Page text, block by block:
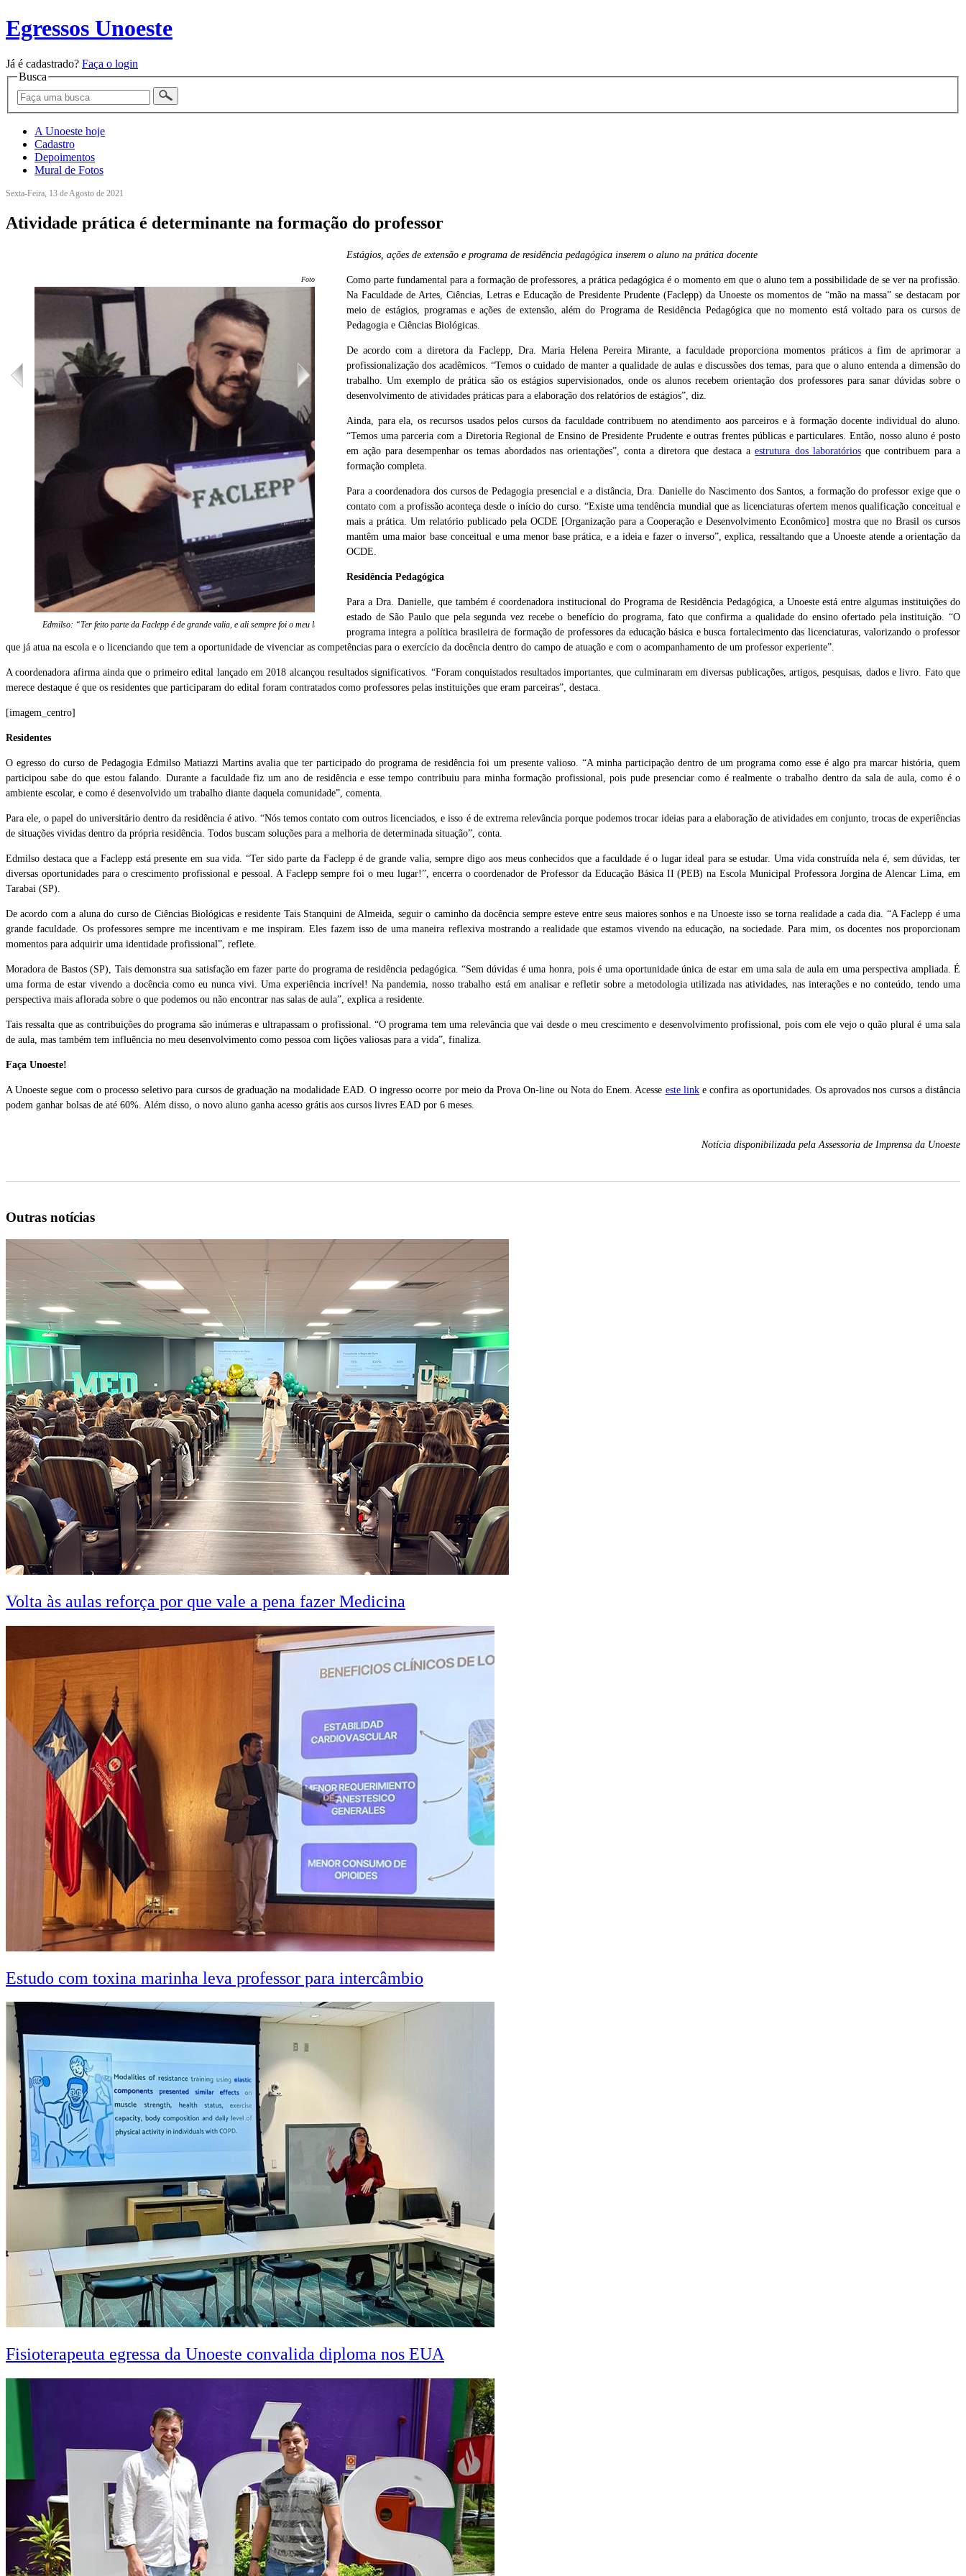
Egressos Unoeste
Já é cadastrado? Faça o login
Busca
A Unoeste hoje
Cadastro
Depoimentos
Mural de Fotos
Sexta-Feira, 13 de Agosto de 2021
Atividade prática é determinante na formação do professor
Foto: Cedida
Edmilso: “Ter feito parte da Faclepp é de grande valia, e ali sempre foi o meu lugar”
Estágios, ações de extensão e programa de residência pedagógica inserem o aluno na prática docente
Como parte fundamental para a formação de professores, a prática pedagógica é o momento em que o aluno tem a possibilidade de se ver na profissão.
Na Faculdade de Artes, Ciências, Letras e Educação de Presidente Prudente (Faclepp) da Unoeste os momentos de “mão na massa” se destacam por
meio de estágios, programas e ações de extensão, além do Programa de Residência Pedagógica que no momento está voltado para os cursos de
Pedagogia e Ciências Biológicas.
De acordo com a diretora da Faclepp, Dra. Maria Helena Pereira Mirante, a faculdade proporciona momentos práticos a fim de aprimorar a
profissionalização dos acadêmicos. “Temos o cuidado de manter a qualidade de aulas e discussões dos temas, para que o aluno entenda a dimensão do
trabalho. Um exemplo de prática são os estágios supervisionados, onde os alunos recebem orientação dos professores para sanar dúvidas sobre o
desenvolvimento de atividades práticas para a elaboração dos relatórios de estágios”, diz.
Ainda, para ela, os recursos usados pelos cursos da faculdade contribuem no atendimento aos parceiros e à formação docente individual do aluno.
“Temos uma parceria com a Diretoria Regional de Ensino de Presidente Prudente e outras frentes públicas e particulares. Então, nosso aluno é posto
em ação para desempenhar os temas abordados nas orientações”, conta a diretora que destaca aestrutura dos laboratóriosque contribuem para a
formação completa.
Para a coordenadora dos cursos de Pedagogia presencial e a distância, Dra. Danielle do Nascimento dos Santos, a formação do professor exige que o
contato com a profissão aconteça desde o início do curso. “Existe uma tendência mundial que as licenciaturas ofertem menos qualificação conceitual e
mais a prática. Um relatório publicado pela OCDE [Organização para a Cooperação e Desenvolvimento Econômico] mostra que no Brasil os cursos
mantêm uma maior base conceitual e uma menor base prática, e a ideia e fazer o inverso”, explica, ressaltando que a Unoeste atende a orientação da
OCDE.
Residência Pedagógica
Para a Dra. Danielle, que também é coordenadora institucional do Programa de Residência Pedagógica, a Unoeste está entre algumas instituições do
estado de São Paulo que pela segunda vez recebe o benefício do programa, fato que confirma a qualidade do ensino ofertado pela instituição. “O
programa integra a política brasileira de formação de professores da educação básica e busca fortalecimento das licenciaturas, valorizando o professor
que já atua na escola e o licenciando que tem a oportunidade de vivenciar as competências para o exercício da docência dentro do campo de atuação e com o acompanhamento de um professor experiente”.
A coordenadora afirma ainda que o primeiro edital lançado em 2018 alcançou resultados significativos. “Foram conquistados resultados importantes, que culminaram em diversas publicações, artigos, pesquisas, dados e livro. Fato que
merece destaque é que os residentes que participaram do edital foram contratados como professores pelas instituições que eram parceiras”, destaca.
[imagem_centro]
Residentes
O egresso do curso de Pedagogia Edmilso Matiazzi Martins avalia que ter participado do programa de residência foi um presente valioso. “A minha participação dentro de um programa como esse é algo pra marcar história, quem
participou sabe do que estou falando. Durante a faculdade fiz um ano de residência e esse tempo contribuiu para minha formação profissional, pois pude presenciar como é realmente o trabalho dentro da sala de aula, como é o
ambiente escolar, e como é desenvolvido um trabalho diante daquela comunidade”, comenta.
Para ele, o papel do universitário dentro da residência é ativo. “Nós temos contato com outros licenciados, e isso é de extrema relevância porque podemos trocar ideias para a elaboração de atividades em conjunto, trocas de experiências
de situações vividas dentro da própria residência. Todos buscam soluções para a melhoria de determinada situação”, conta.
Edmilso destaca que a Faclepp está presente em sua vida. “Ter sido parte da Faclepp é de grande valia, sempre digo aos meus conhecidos que a faculdade é o lugar ideal para se estudar. Uma vida construída nela é, sem dúvidas, ter
diversas oportunidades para o crescimento profissional e pessoal. A Faclepp sempre foi o meu lugar!”, encerra o coordenador de Professor da Educação Básica II (PEB) na Escola Municipal Professora Jorgina de Alencar Lima, em
Tarabai (SP).
De acordo com a aluna do curso de Ciências Biológicas e residente Tais Stanquini de Almeida, seguir o caminho da docência sempre esteve entre seus maiores sonhos e na Unoeste isso se torna realidade a cada dia. “A Faclepp é uma
grande faculdade. Os professores sempre me incentivam e me inspiram. Eles fazem isso de uma maneira reflexiva mostrando a realidade que estamos vivendo na educação, na sociedade. Para mim, os docentes nos proporcionam
momentos para adquirir uma identidade profissional”, reflete.
Moradora de Bastos (SP), Tais demonstra sua satisfação em fazer parte do programa de residência pedagógica. “Sem dúvidas é uma honra, pois é uma oportunidade única de estar em uma sala de aula em uma perspectiva ampliada. É
uma forma de estar vivendo a docência como eu nunca vivi. Uma experiência incrível! Na pandemia, nosso trabalho está em analisar e refletir sobre a metodologia utilizada nas atividades, nas interações e no conteúdo, tendo uma
perspectiva mais aflorada sobre o que podemos ou não encontrar nas salas de aula”, explica a residente.
Tais ressalta que as contribuições do programa são inúmeras e ultrapassam o profissional. “O programa tem uma relevância que vai desde o meu crescimento e desenvolvimento profissional, pois com ele vejo o quão plural é uma sala
de aula, mas também tem influência no meu desenvolvimento como pessoa com lições valiosas para a vida”, finaliza.
Faça Unoeste!
A Unoeste segue com o processo seletivo para cursos de graduação na modalidade EAD. O ingresso ocorre por meio da Prova On-line ou Nota do Enem. Acesse este linke confira as oportunidades. Os aprovados nos cursos a distância
podem ganhar bolsas de até 60%. Além disso, o novo aluno ganha acesso grátis aos cursos livres EAD por 6 meses.
Notícia disponibilizada pela Assessoria de Imprensa da Unoeste
Outras notícias
Volta às aulas reforça por que vale a pena fazer Medicina
Estudo com toxina marinha leva professor para intercâmbio
Fisioterapeuta egressa da Unoeste convalida diploma nos EUA